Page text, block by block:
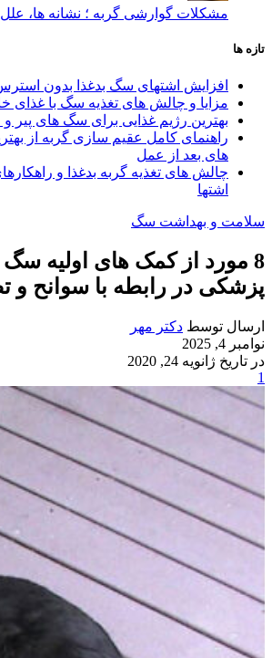
مشکلات گوارشی گربه ؛ نشانه‌ ها،
تازه ها
افزایش اشتهای سگ بدغذا بدون
مزایا و چالش‌ های تغذیه سگ با غذای
بهترین رژیم غذایی برای سگ‌ های پیر
راهنمای کامل عقیم سازی گربه از
های بعد از عمل
چالش‌ های تغذیه گربه بدغذا و
اشتها
سلامت و بهداشت سگ
8 مورد از کمک های اولیه
پزشکی در رابطه با سوانح و
ارسال توسط دکتر مهر
نوامبر 4, 2025
در تاریخ ژانویه 24, 2020
1